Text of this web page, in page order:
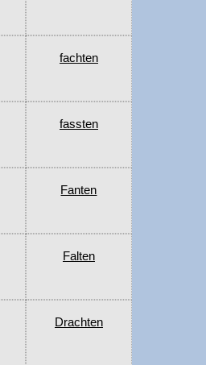
fachten
fassten
Fanten
Falten
Drachten